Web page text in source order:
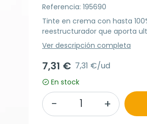
Referencia: 195690
Tinte en crema con hasta
reestructurador que aporta
Ver descripción completa
7,31 € 7,31 €/ud
En stock